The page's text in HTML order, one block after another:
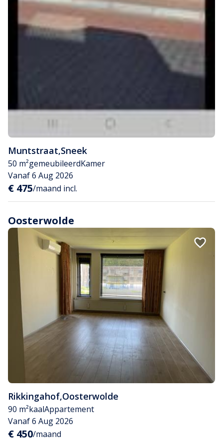
Muntstraat,Sneek
50 m²gemeubileerdKamer
Vanaf 6 Aug 2026
€ 475/maand incl.
Oosterwolde
Rikkingahof,Oosterwolde
90 m²kaalAppartement
Vanaf 6 Aug 2026
€ 450/maand